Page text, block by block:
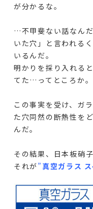
が分かるな。
…不甲斐ない話なん
いた穴」と言われる
いるんだ。
明かりを採り入れる
てた…ってところか。
この事実を受け、ガ
た穴同然の断熱性を
んだ。
その結果、日本板硝
それが” 真空ガラス